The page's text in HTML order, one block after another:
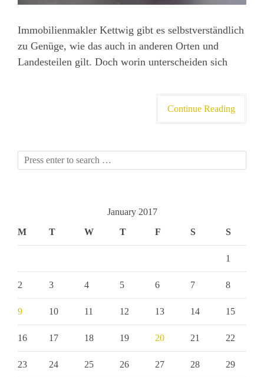
Immobilienmakler Kettwig gibt es selbstverständlich
zu Genüge, wie das auch in anderen Orten und
Landesteilen gilt. Doch worin unterscheiden sich
Continue Reading
January 2017
M
T W T F S S
1
2 3 4 5 6 7 8
9 10 11 12 13 14 15
16 17 18 19 20 21 22
23 24 25 26 27 28 29